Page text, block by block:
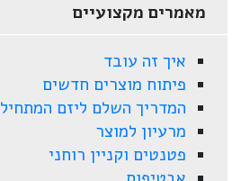
מאמרים מקצועיים
איך זה עובד
פיתוח מוצרים חדשים
המדריך השלם ליזם המתחיל
מרעיון למוצר
פטנטים וקניין רוחני